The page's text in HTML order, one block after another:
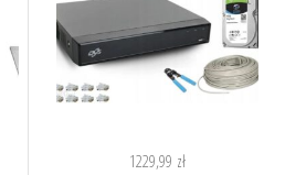
1229,99 zł